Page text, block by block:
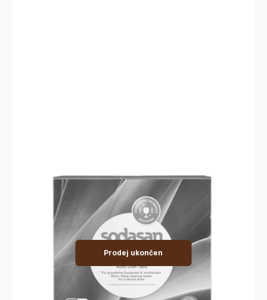
Prodej ukončen